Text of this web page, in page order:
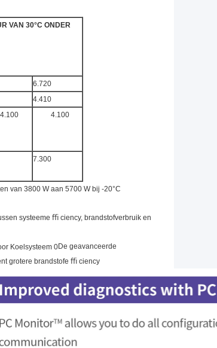
VAN 30°C ONDER
6.720
4.410
4.100 4.100
7.300
van 3800 W aan 5700 W bij -20°C
systeeme ﬃ ciency, brandstofverbruik en
De geavanceerde
grotere brandstofe ﬃ ciency